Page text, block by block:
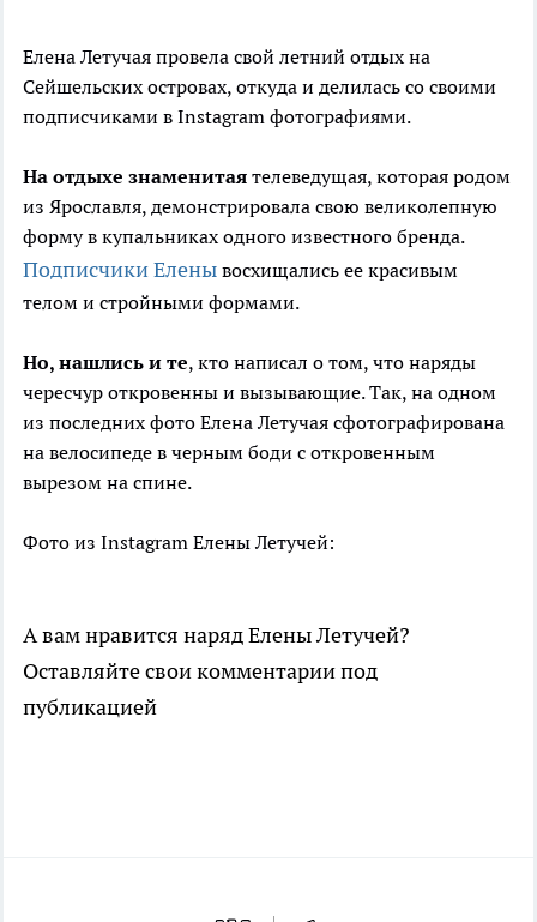
Елена Летучая провела свой летний отдых на
Сейшельских островах, откуда и делилась со своими
подписчиками в Instagram фотографиями.
На отдыхе знаменитая телеведущая, которая родом
из Ярославля, демонстрировала свою великолепную
форму в купальниках одного известного бренда.
Подписчики Елены восхищались ее красивым
телом и стройными формами.
Но, нашлись и те, кто написал о том, что наряды
чересчур откровенны и вызывающие. Так, на одном
из последних фото Елена Летучая сфотографирована
на велосипеде в черным боди с откровенным
вырезом на спине.
Фото из Instagram Елены Летучей:
А вам нравится наряд Елены Летучей?
Оставляйте свои комментарии под
публикацией